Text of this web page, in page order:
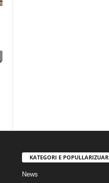
KATEGORI E POPULLARIZUAR
News